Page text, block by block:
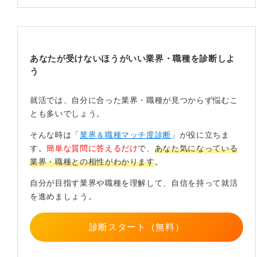
実習評価と志望動機の深さが合否を分ける
ST就活の特徴は、エントリーシート（ES）よりも実習
評価・臨床場面での姿勢・志望動機の深さを見られる点
特に人気施設ほど、「なぜその病院なのか」、「どの分
野で専門性を伸ばしたいか」、「実習での成長とは」な
ど、STならでは質問も問われます。
内定に近づくためには
・実習での学びを具体的な行動と言語化
・症例から得た気づきや成長を、自分の強みとして整理
あなたが受けないほうがいい業界・職種を診断しよ
う
就活では、自分に合った業界・職種が見つからず悩むこ
とも多いでしょう。
そんな時は「 業界＆職種マッチ度診断 」が役に立ちま
す。簡単な質問に答えるだけで、 あなた気になっている
業界・職種との相性がわかります。
自分が目指す業界や職種を理解して、自信を持って就活
を進めましょう。
診断スタート（無料）